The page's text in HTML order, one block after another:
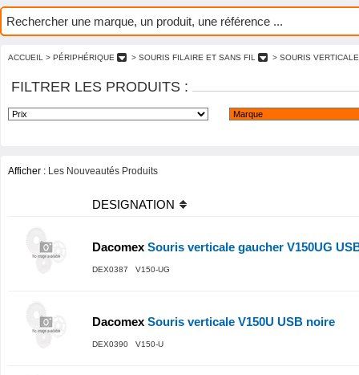
ACCUEIL > PÉRIPHÉRIQUE > SOURIS FILAIRE ET SANS FIL > SOURIS
FILTRER LES PRODUITS :
Afficher : Les Nouveautés Produits
DESIGNATION
Dacomex Souris verticale gaucher V150UG
DEX0387 V150-UG
Dacomex Souris verticale V150U USB noire
DEX0390 V150-U